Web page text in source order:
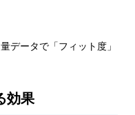
データで「フィット度」
効果